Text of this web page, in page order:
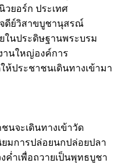
ยอร์ก ประเทศ
ดีย์วิสาขบูชานุสรณ์
ในประดิษฐานพระบรม
านใหญ่องค์การ
ห้ประชาชนเดินทางเข้ามา
นจะเดินทางเข้าวัด
มการปล่อยนกปล่อยปลา
ค่ำเพื่อถวายเป็นพุทธบูชา